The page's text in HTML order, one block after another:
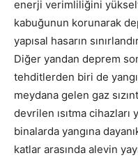
enerji verimliliğini
kabuğunun korunarak
yapısal hasarın
Diğer yandan deprem
tehditlerden biri de
meydana gelen gaz
devrilen ısıtma cihazları
binalarda yangına
katlar arasında alevin